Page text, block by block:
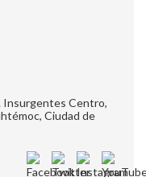
Insurgentes Centro,
Ciudad de